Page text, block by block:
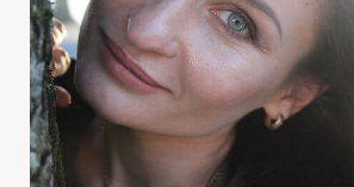
Kartářka, numeroložka,
Reiki. Čísla ukazují cestu,
odpovědi k vaší otázce. Karty
mých výkladech pomohou v
vztahů (rodinných, pracovních,